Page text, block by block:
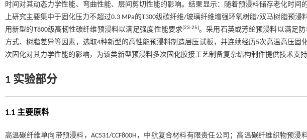
时间对其动态力学性能、弯曲性能、层间剪切性能的影响。结果显示：随着预浸料储存老化时间
上研究主要集中于固化压力不超过0.3 MPa的T300级碳纤维/玻璃纤维增强环氧树脂/双马树脂预
用新型的T800级高韧性碳纤维预浸料以满足强度性能要求[23-25]。采用石英或芳纶预浸料以满足
方式、树脂差异等因素，选取4种新型的高性能预浸料制造层压试板，并连续经历5次高温高压固
次固化对其力学性能的影响，为该类新型预浸料多次固化胶接工艺制备复杂结构制件提供技术支持
1 实验部分
1.1 主要原料
高温碳纤维单向带预浸料，AC531/CCF800H，中航复合材料有限责任公司；高温碳纤维织物预浸